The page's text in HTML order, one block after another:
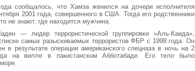
сообщалось, что Хамза женился на дочери исполнителя
2001 года, совершенного в США. Тогда его родственники
не знают, где находится мужчина.
— лидер террористической группировки «Аль-Каида»,
самых разыскиваемых террористов ФБР с 1998 года. Он
в результате операции американского спецназа в ночь на 2
на вилле в пакистанском Абботабаде. Его тело было